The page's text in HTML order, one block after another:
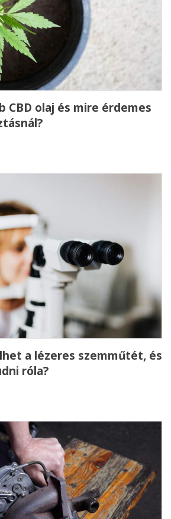
CBD olaj és mire érdemes
a lézeres szemműtét, és
róla?